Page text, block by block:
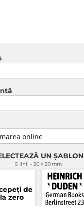
UN ȘABLON
5 linii 20 x 20 mm
de
la zero